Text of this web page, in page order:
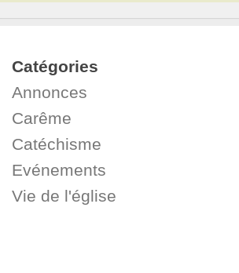
Catégories
Annonces
Carême
Catéchisme
Evénements
Vie de l'église